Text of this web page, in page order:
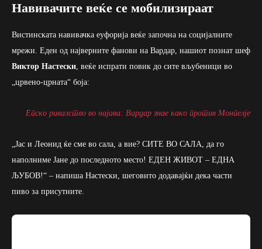
Навивачите веќе се мобилизираат
Вистинската навивачка еуфорија веќе започна на социјалните
мрежи. Еден од најверните фанови на Вардар, нашиот познат шеф
Виктор Настески, веќе испрати повик до сите вљубеници во
„црвено-црната“ боја:
Епско ривалство во најава: Вардар знае како против Монпелје
„Јас и Леонид ќе сме во сала, а вие? СИТЕ ВО САЛА, да го
наполниме Јане до последното место! ЕДЕН ЖИВОТ – ЕДНА
ЉУБОВ!“ – напиша Настески, шеговито додавајќи дека части
пиво за присутните.